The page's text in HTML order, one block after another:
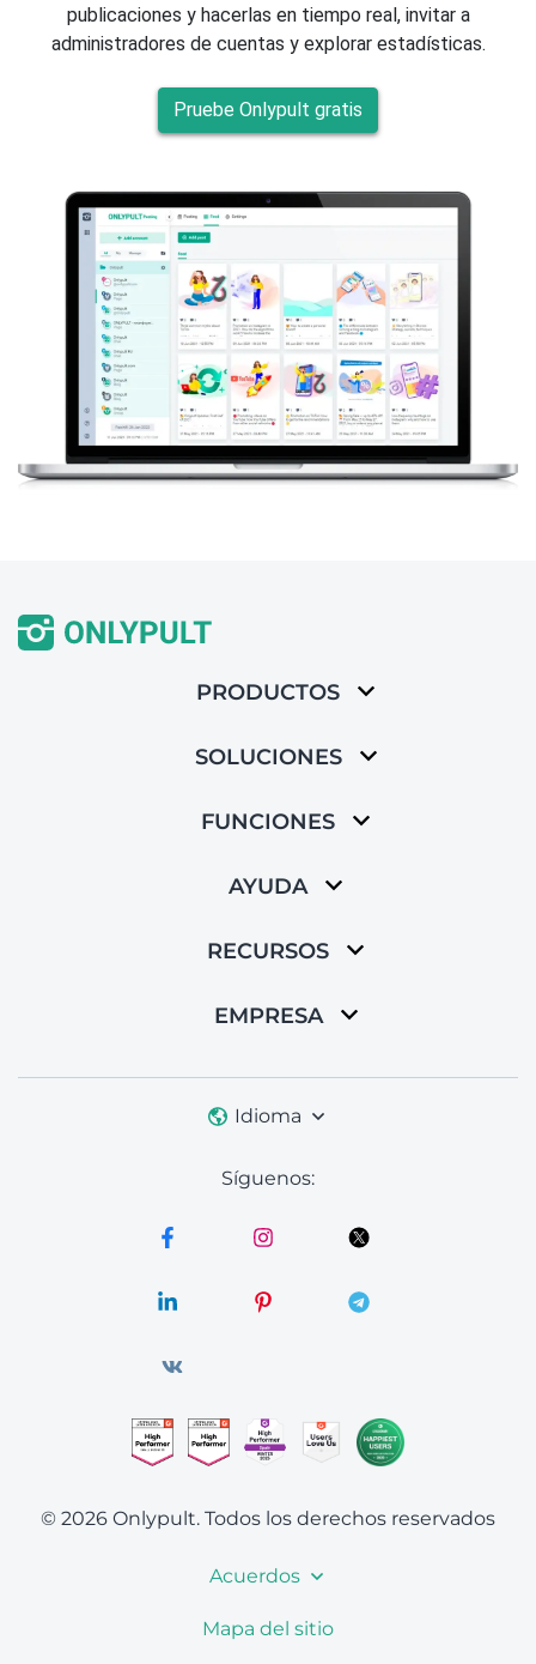
publicaciones y hacerlas en tiempo real, invitar a
administradores de cuentas y explorar estadísticas.
Pruebe Onlypult gratis
PRODUCTOS
SOLUCIONES
FUNCIONES
AYUDA
RECURSOS
EMPRESA
Idioma
Síguenos:
© 2026 Onlypult. Todos los derechos reservados
Acuerdos
Mapa del sitio